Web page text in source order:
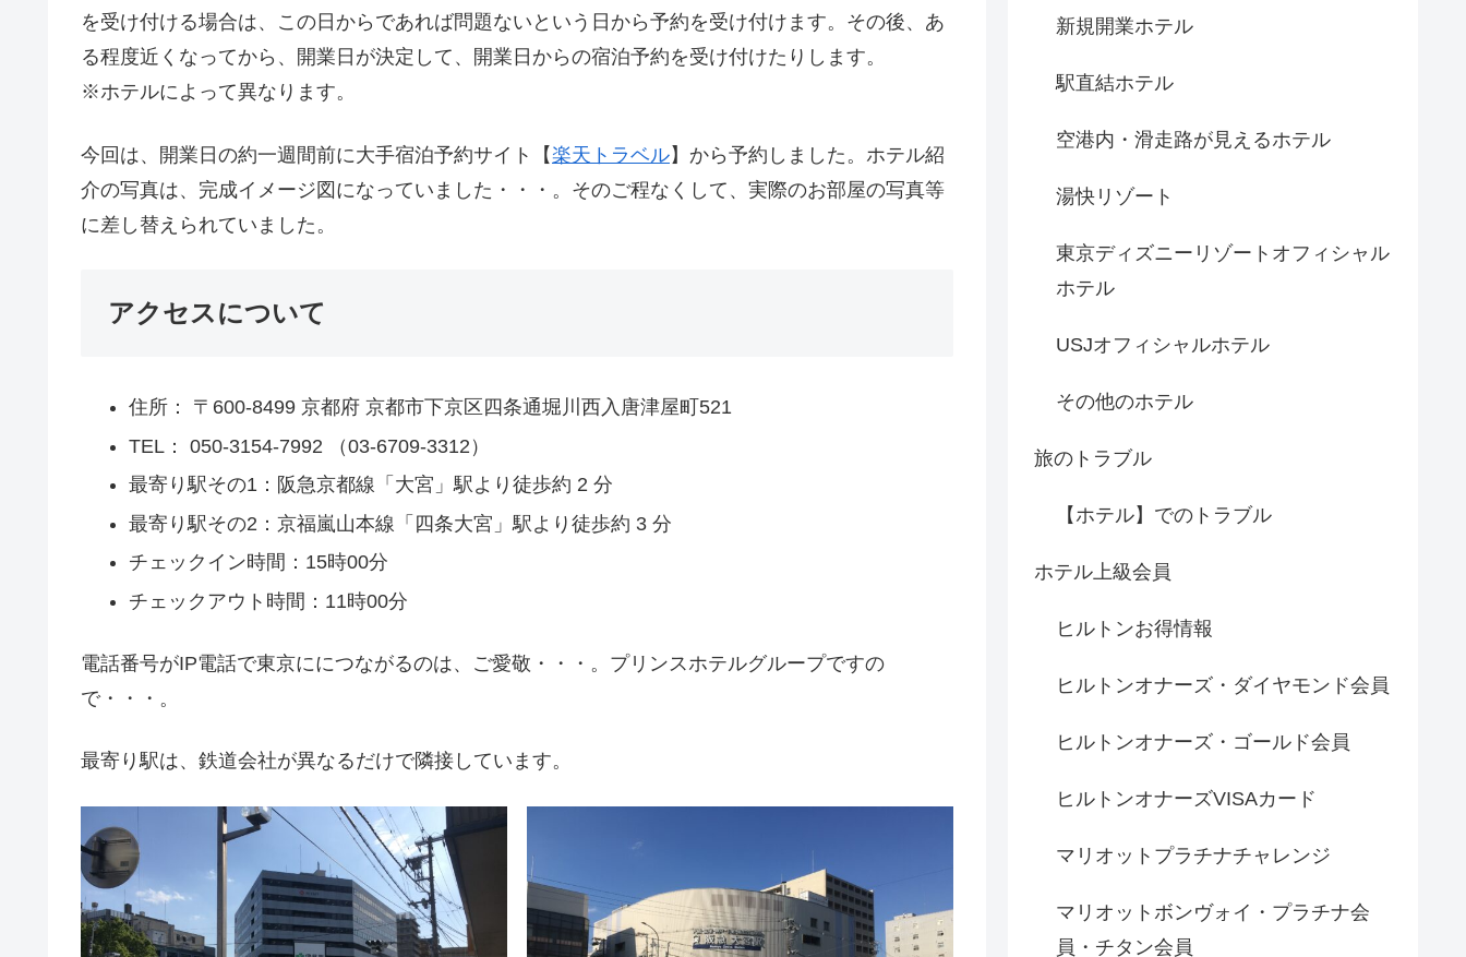
を受け付ける場合は、この日からであれば問題ないという日から予約を受け付けます。その後、あ
る程度近くなってから、開業日が決定して、開業日からの宿泊予約を受け付けたりします。
※ホテルによって異なります。
今回は、開業日の約一週間前に大手宿泊予約サイト【楽天トラベル】から予約しました。ホテル紹
介の写真は、完成イメージ図になっていました・・・。そのご程なくして、実際のお部屋の写真等
に差し替えられていました。
アクセスについて
住所： 〒600-8499 京都府 京都市下京区四条通堀川西入唐津屋町521
TEL： 050-3154-7992 （03-6709-3312）
最寄り駅その1：阪急京都線「大宮」駅より徒歩約 2 分
最寄り駅その2：京福嵐山本線「四条大宮」駅より徒歩約 3 分
チェックイン時間：15時00分
チェックアウト時間：11時00分
電話番号がIP電話で東京ににつながるのは、ご愛敬・・・。プリンスホテルグループですの
で・・・。
最寄り駅は、鉄道会社が異なるだけで隣接しています。
新規開業ホテル
駅直結ホテル
空港内・滑走路が見えるホテル
湯快リゾート
東京ディズニーリゾートオフィシャル
ホテル
USJオフィシャルホテル
その他のホテル
旅のトラブル
【ホテル】でのトラブル
ホテル上級会員
ヒルトンお得情報
ヒルトンオナーズ・ダイヤモンド会員
ヒルトンオナーズ・ゴールド会員
ヒルトンオナーズVISAカード
マリオットプラチナチャレンジ
マリオットボンヴォイ・プラチナ会
員・チタン会員